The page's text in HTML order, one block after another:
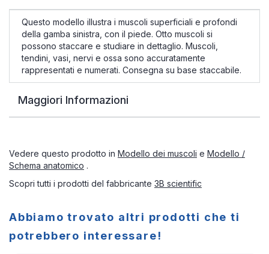
Questo modello illustra i muscoli superficiali e profondi
della gamba sinistra, con il piede. Otto muscoli si
possono staccare e studiare in dettaglio. Muscoli,
tendini, vasi, nervi e ossa sono accuratamente
rappresentati e numerati. Consegna su base staccabile.
Maggiori Informazioni
Vedere questo prodotto in Modello dei muscoli e Modello /
Schema anatomico .
Scopri tutti i prodotti del fabbricante 3B scientific
Abbiamo trovato altri prodotti che ti
potrebbero interessare!